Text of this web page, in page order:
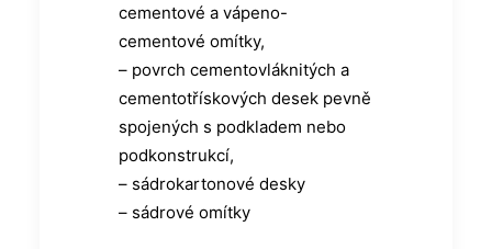
cementové a vápeno-
cementové omítky,
– povrch cementovláknitých a
cementotřískových desek pevně
spojených s podkladem nebo
podkonstrukcí,
– sádrokartonové desky
– sádrové omítky